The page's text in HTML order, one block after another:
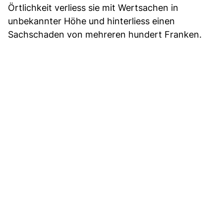
Örtlichkeit verliess sie mit Wertsachen in
unbekannter Höhe und hinterliess einen
Sachschaden von mehreren hundert Franken.